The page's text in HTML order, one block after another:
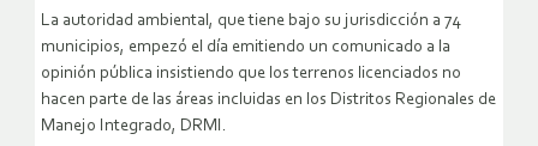
La autoridad ambiental, que tiene bajo su jurisdicción a 74
municipios, empezó el día emitiendo un comunicado a la
opinión pública insistiendo que los terrenos licenciados no
hacen parte de las áreas incluidas en los Distritos Regionales de
Manejo Integrado, DRMI.